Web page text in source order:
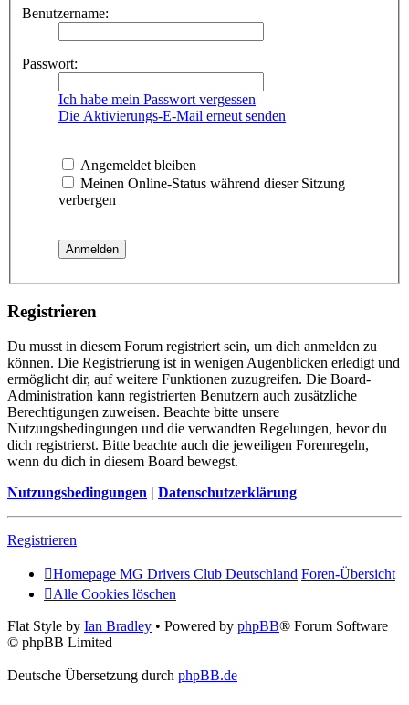
Benutzername:
Passwort:
Ich habe mein Passwort vergessen
Die Aktivierungs-E-Mail erneut senden
Angemeldet bleiben
Meinen Online-Status während dieser Sitzung
verbergen
Registrieren
Du musst in diesem Forum registriert sein, um dich anmelden zu
können. Die Registrierung ist in wenigen Augenblicken erledigt und
ermöglicht dir, auf weitere Funktionen zuzugreifen. Die Board-
Administration kann registrierten Benutzern auch zusätzliche
Berechtigungen zuweisen. Beachte bitte unsere
Nutzungsbedingungen und die verwandten Regelungen, bevor du
dich registrierst. Bitte beachte auch die jeweiligen Forenregeln,
wenn du dich in diesem Board bewegst.
Nutzungsbedingungen | Datenschutzerklärung
Registrieren
Homepage MG Drivers Club Deutschland Foren-Übersicht
Alle Cookies löschen
Flat Style by Ian Bradley • Powered by phpBB® Forum Software
© phpBB Limited
Deutsche Übersetzung durch phpBB.de